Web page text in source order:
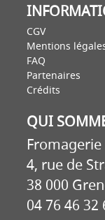
CGV
Mentions
FAQ
Partenaires
Crédits
QUI
4, rue de
38 000
04 76 46 32